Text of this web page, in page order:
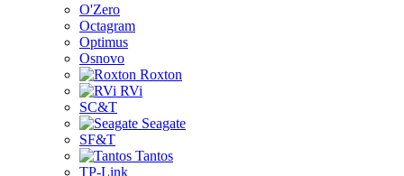
O'Zero
Octagram
Optimus
Osnovo
Roxton
RVi
SC&T
Seagate
SF&T
Tantos
TP-Link